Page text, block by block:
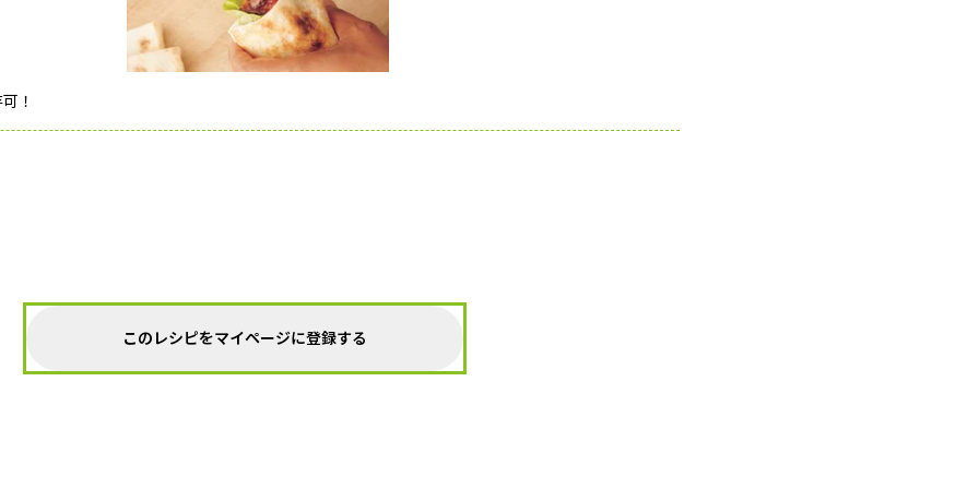
！
このレシピをマイページに登録する